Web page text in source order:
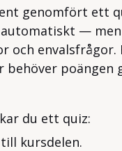
genomfört ett
—
och envalsfrågor.
poängen
du ett quiz:
kursdelen.